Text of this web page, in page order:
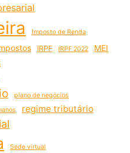
Imposto de Renda
IRPF IRPF 2022
MEI
plano de negócios
regime tributário
Sede virtual